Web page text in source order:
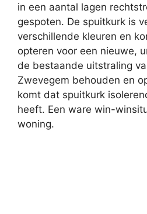
in een aantal lagen
gespoten. De spuitkurk is
verschillende kleuren en
opteren voor een nieuwe,
de bestaande uitstraling
Zwevegem behouden en
komt dat spuitkurk
heeft. Een ware win-
woning.